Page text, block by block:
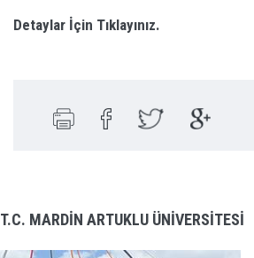
Detaylar İçin Tıklayınız.
T.C. MARDİN ARTUKLU ÜNİVERSİTESİ